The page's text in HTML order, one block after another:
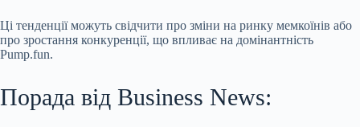
Ці тенденції можуть свідчити про зміни на ринку мемкоїнів або
про зростання конкуренції, що впливає на домінантність
Pump.fun.
Порада від Business News: